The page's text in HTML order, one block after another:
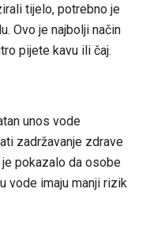
tijelo, potrebno je
Ovo je najbolji način
pijete kavu ili čaj.
unos vode
zadržavanje zdrave
pokazalo da osobe
vode imaju manji rizik